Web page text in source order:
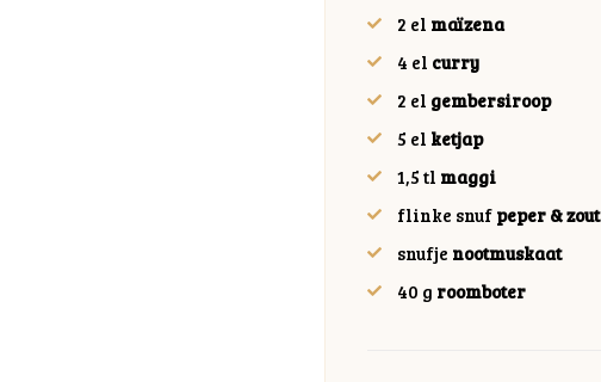
2 el maïzena
4 el curry
2 el gembersiroop
5 el ketjap
1,5 tl maggi
flinke snuf peper & zout
snufje nootmuskaat
40 g roomboter